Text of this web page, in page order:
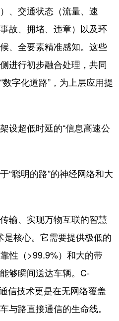
、交通状态（流量、速
故、拥堵、违章）以及环
、全要素精准感知。这些
进行初步融合处理，共同
字化道路”，为上层应用提
超低时延的“信息高速公
聪明的路”的神经网络和大
、实现万物互联的智慧
是核心。它需要提供极低的
性（>99.9%）和大的带
够瞬间送达车辆。C-
信技术更是在无网络覆盖
与路直接通信的生命线。